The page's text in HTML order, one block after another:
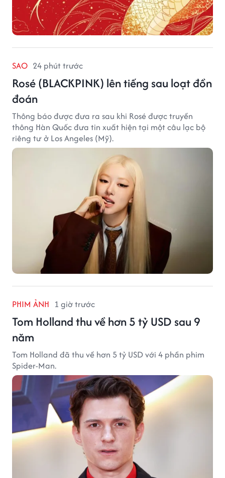
SAO 24 phút trước
Rosé (BLACKPINK) lên tiếng sau loạt đồn
đoán
Thông báo được đưa ra sau khi Rosé được truyền
thông Hàn Quốc đưa tin xuất hiện tại một câu lạc bộ
riêng tư ở Los Angeles (Mỹ).
PHIM ẢNH 1 giờ trước
Tom Holland thu về hơn 5 tỷ USD sau 9
năm
Tom Holland đã thu về hơn 5 tỷ USD với 4 phần phim
Spider-Man.